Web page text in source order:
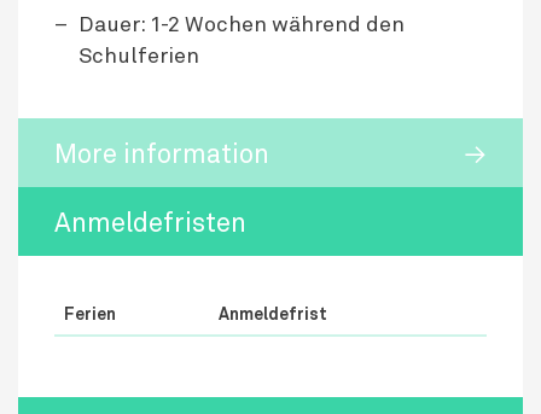
Dauer: 1-2 Wochen während den
Schulferien
More information
Anmeldefristen
Ferien Anmeldefrist